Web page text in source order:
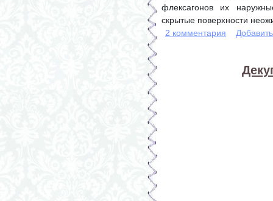
флексагонов их
скрытые поверхности
2 комментария